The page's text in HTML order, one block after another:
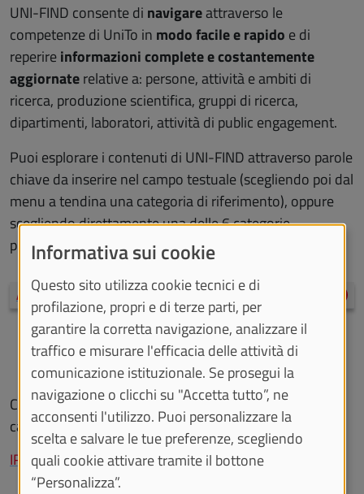
UNI-FIND consente di navigareattraverso le
competenze di UniTo in modo facile e rapido e di
reperireinformazioni complete e costantemente
aggiornaterelative a: persone, attività e ambiti di
ricerca, produzione scientifica, gruppi di ricerca,
dipartimenti, laboratori, attività di public engagement.
Puoi esplorare i contenuti di UNI-FIND attraverso parole
chiave da inserire nel campo testuale (scegliendo poi dal
menu a tendina una categoria di riferimento), oppure
scegliendo direttamente una delle 6 categorie
presentate.
Accedi a UNI-FIND
Chi fa ricerca può trovare la documentazione su come
caricare/modificare i dati su:
IRIS AperTo - Catalogo della ricerca
Informativa sui cookie
Questo sito utilizza cookie tecnici e di
profilazione, propri e di terze parti, per
garantire la corretta navigazione, analizzare il
traffico e misurare l'efficacia delle attività di
comunicazione istituzionale. Se prosegui la
navigazione o clicchi su "Accetta tutto”, ne
acconsenti l'utilizzo. Puoi personalizzare la
scelta e salvare le tue preferenze, scegliendo
quali cookie attivare tramite il bottone
“Personalizza”.